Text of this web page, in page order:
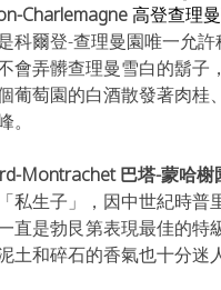
Charlemagne 高登查理曼
科爾登-查理曼園唯一允
會弄髒查理曼雪白的鬍子
葡萄園的白酒散發著肉
。
Montrachet 巴塔-蒙哈榭
私生子」，因中世紀時普
直是勃艮第表現最佳的特
土和碎石的香氣也十分迷人